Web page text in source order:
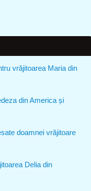
vrăjitoarea Maria din
din America și
doamnei vrăjitoare
Delia din